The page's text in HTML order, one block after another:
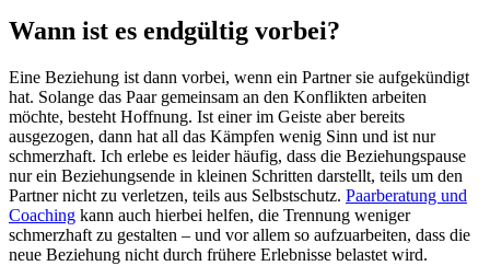
Wann ist es endgültig vorbei?
Eine Beziehung ist dann vorbei, wenn ein Partner sie aufgekündigt
hat. Solange das Paar gemeinsam an den Konflikten arbeiten
möchte, besteht Hoffnung. Ist einer im Geiste aber bereits
ausgezogen, dann hat all das Kämpfen wenig Sinn und ist nur
schmerzhaft. Ich erlebe es leider häufig, dass die Beziehungspause
nur ein Beziehungsende in kleinen Schritten darstellt, teils um den
Partner nicht zu verletzen, teils aus Selbstschutz. Paarberatung und
Coaching kann auch hierbei helfen, die Trennung weniger
schmerzhaft zu gestalten – und vor allem so aufzuarbeiten, dass die
neue Beziehung nicht durch frühere Erlebnisse belastet wird.